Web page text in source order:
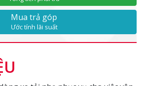
Mua trả góp
Ước tính lãi suất